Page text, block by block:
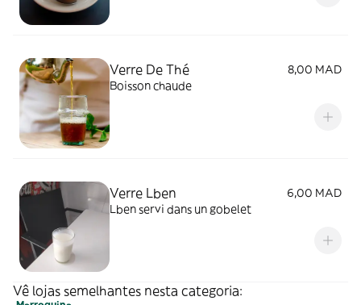
Verre De Thé
8,00 MAD
Boisson chaude
Verre Lben
6,00 MAD
Lben servi dans un gobelet
Vê lojas semelhantes nesta categoria: